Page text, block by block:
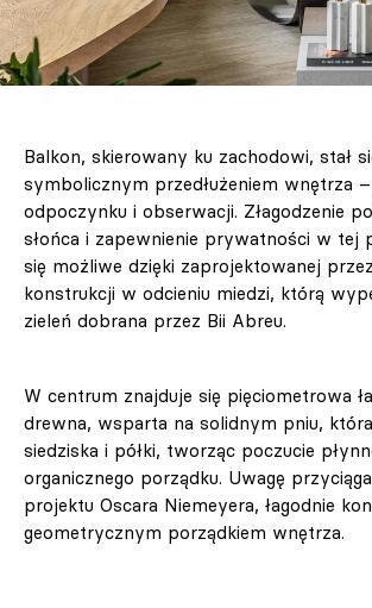
Balkon, skierowany ku zachodowi, stał
symbolicznym przedłużeniem wnętrza
odpoczynku i obserwacji. Złagodzenie
słońca i zapewnienie prywatności w tej
się możliwe dzięki zaprojektowanej
konstrukcji w odcieniu miedzi, którą
zieleń dobrana przez Bii Abreu.
W centrum znajduje się pięciometrowa
drewna, wsparta na solidnym pniu,
siedziska i półki, tworząc poczucie
organicznego porządku. Uwagę
projektu Oscara Niemeyera, łagodnie
geometrycznym porządkiem wnętrza.